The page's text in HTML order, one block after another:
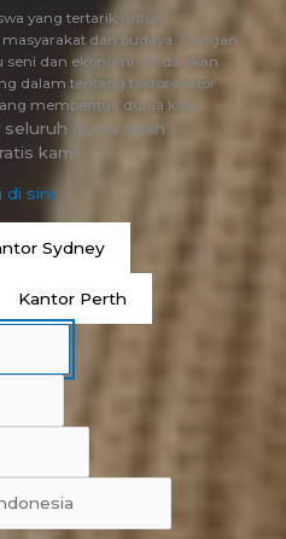
yang tertarik untuk
dan budaya. Dengan
dan ekonomi, Anda akan
dalam tentang faktor-faktor
membentuk dunia kita.
seluruh dunia telah
kami.
di sini
Sydney
Kantor Perth